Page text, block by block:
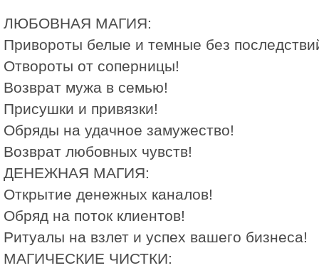
ЛЮБОВНАЯ МАГИЯ:
Привороты белые и темные без
Отвороты от соперницы!
Возврат мужа в семью!
Присушки и привязки!
Обряды на удачное замужество!
Возврат любовных чувств!
ДЕНЕЖНАЯ МАГИЯ:
Открытие денежных каналов!
Обряд на поток клиентов!
Ритуалы на взлет и успех вашего бизнеса!
МАГИЧЕСКИЕ ЧИСТКИ: